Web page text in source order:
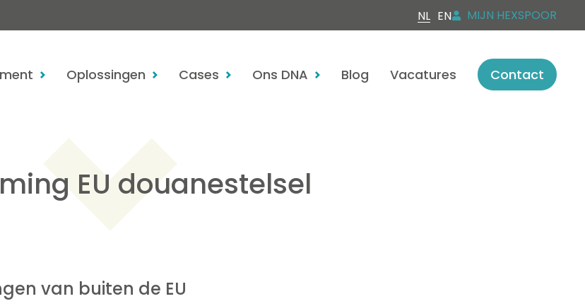
NL EN MIJN HEXSPOOR
Oplossingen Cases Ons DNA Blog Vacatures Contact
EU douanestelsel
van buiten de EU